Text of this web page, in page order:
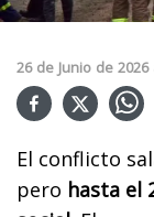
26 de Junio de 2026
El conflicto
pero hasta el